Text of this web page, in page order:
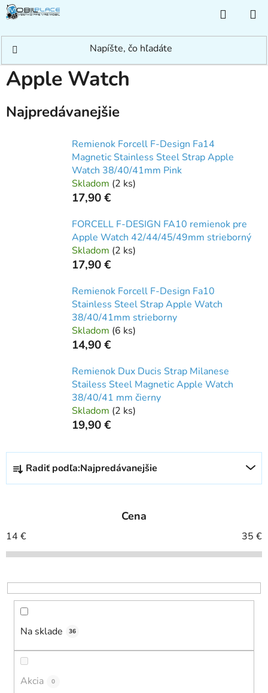
Prejsť
na
KOŠÍK
Náramky / Apple Watch
Apple Watch
Najpredávanejšie
Remienok Forcell F-Design Fa14
Magnetic Stainless Steel Strap Apple
Watch 38/40/41mm Pink
Skladom (2 ks)
17,90 €
FORCELL F-DESIGN FA10 remienok pre
Apple Watch 42/44/45/49mm strieborný
Skladom (2 ks)
17,90 €
Remienok Forcell F-Design Fa10
Stainless Steel Strap Apple Watch
38/40/41mm strieborny
Skladom (6 ks)
14,90 €
Remienok Dux Ducis Strap Milanese
Stailess Steel Magnetic Apple Watch
38/40/41 mm čierny
Skladom (2 ks)
19,90 €
R
d
i
e
r
o
Radiť podľa:Najpredávanejšie
Cena
14 € 35 €
Na sklade 36
Akcia 0